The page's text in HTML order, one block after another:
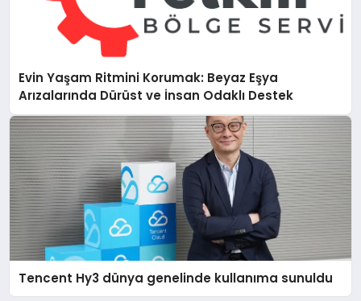
Evin Yaşam Ritmini Korumak: Beyaz Eşya
Arızalarında Dürüst ve İnsan Odaklı Destek
Tencent Hy3 dünya genelinde kullanıma sunuldu